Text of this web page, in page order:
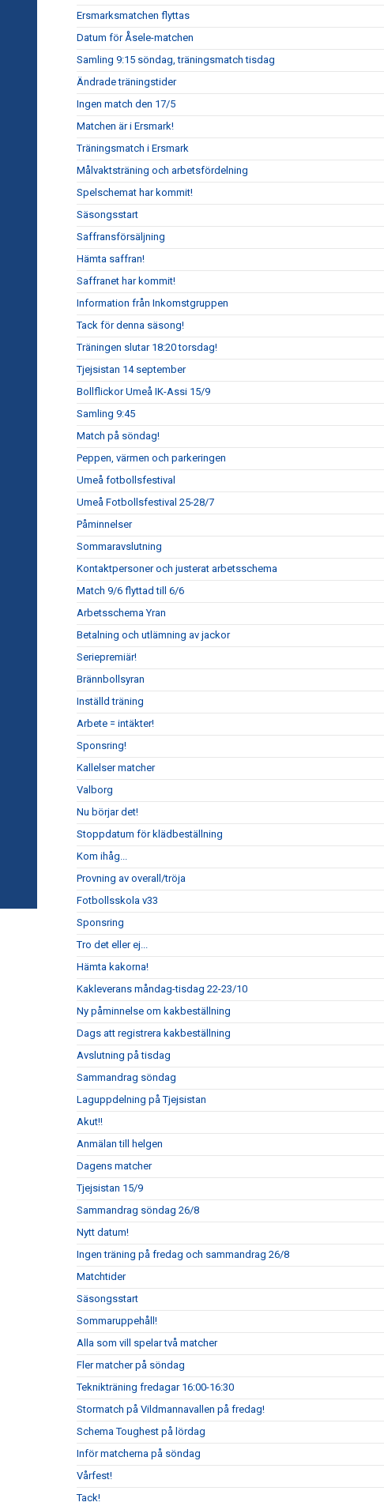
Ersmarksmatchen flyttas
Datum för Åsele-matchen
Samling 9:15 söndag, träningsmatch tisdag
Ändrade träningstider
Ingen match den 17/5
Matchen är i Ersmark!
Träningsmatch i Ersmark
Målvaktsträning och arbetsfördelning
Spelschemat har kommit!
Säsongsstart
Saffransförsäljning
Hämta saffran!
Saffranet har kommit!
Information från Inkomstgruppen
Tack för denna säsong!
Träningen slutar 18:20 torsdag!
Tjejsistan 14 september
Bollflickor Umeå IK-Assi 15/9
Samling 9:45
Match på söndag!
Peppen, värmen och parkeringen
Umeå fotbollsfestival
Umeå Fotbollsfestival 25-28/7
Påminnelser
Sommaravslutning
Kontaktpersoner och justerat arbetsschema
Match 9/6 flyttad till 6/6
Arbetsschema Yran
Betalning och utlämning av jackor
Seriepremiär!
Brännbollsyran
Inställd träning
Arbete = intäkter!
Sponsring!
Kallelser matcher
Valborg
Nu börjar det!
Stoppdatum för klädbeställning
Kom ihåg...
Provning av overall/tröja
Fotbollsskola v33
Sponsring
Tro det eller ej...
Hämta kakorna!
Kakleverans måndag-tisdag 22-23/10
Ny påminnelse om kakbeställning
Dags att registrera kakbeställning
Avslutning på tisdag
Sammandrag söndag
Laguppdelning på Tjejsistan
Akut!!
Anmälan till helgen
Dagens matcher
Tjejsistan 15/9
Sammandrag söndag 26/8
Nytt datum!
Ingen träning på fredag och sammandrag 26/8
Matchtider
Säsongsstart
Sommaruppehåll!
Alla som vill spelar två matcher
Fler matcher på söndag
Teknikträning fredagar 16:00-16:30
Stormatch på Vildmannavallen på fredag!
Schema Toughest på lördag
Inför matcherna på söndag
Vårfest!
Tack!